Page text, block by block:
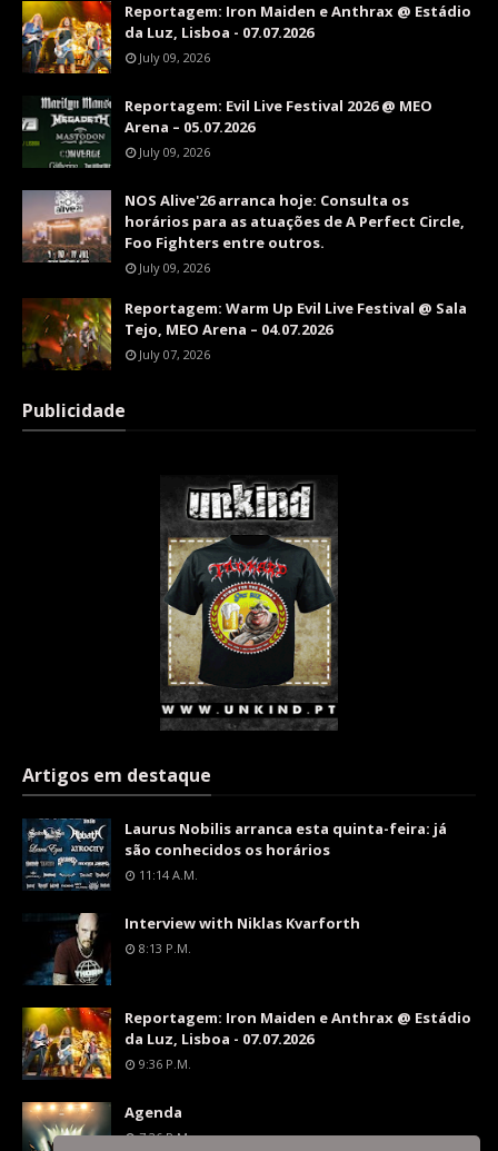
Reportagem: Iron Maiden e Anthrax @ Estádio
da Luz, Lisboa - 07.07.2026
July 09, 2026
Reportagem: Evil Live Festival 2026 @ MEO
Arena – 05.07.2026
July 09, 2026
NOS Alive'26 arranca hoje: Consulta os
horários para as atuações de A Perfect Circle,
Foo Fighters entre outros.
July 09, 2026
Reportagem: Warm Up Evil Live Festival @ Sala
Tejo, MEO Arena – 04.07.2026
July 07, 2026
Publicidade
Artigos em destaque
Laurus Nobilis arranca esta quinta-feira: já
são conhecidos os horários
11:14 A.m.
Interview with Niklas Kvarforth
8:13 P.m.
Reportagem: Iron Maiden e Anthrax @ Estádio
da Luz, Lisboa - 07.07.2026
9:36 P.m.
Agenda
7:26 P.m.